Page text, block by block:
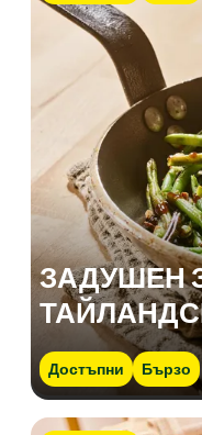
ЗАДУШЕН
Достъпни Бързо